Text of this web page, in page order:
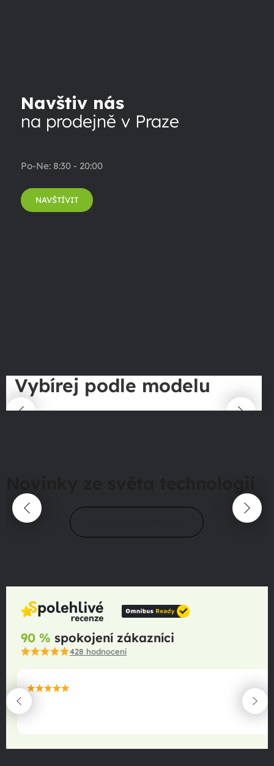
Navštiv nás
na prodejně v Praze
Po-Ne: 8:30 - 20:00
NAVŠTÍVIT
Vybírej podle modelu
90 % spokojení zákazníci
428 hodnocení
maximální spokojenost
22.06.2025